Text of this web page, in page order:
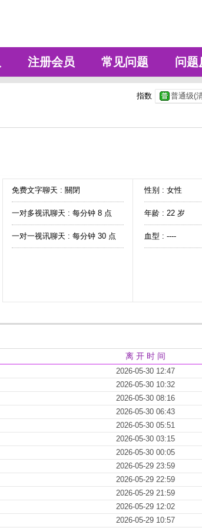
注册会员 常见问题 问题
指数 普通级(
免费文字聊天 : 關閉
一对多视讯聊天 : 每分钟 8 点
一对一视讯聊天 : 每分钟 30 点
性别 : 女性
年龄 : 22 岁
血型 : ----
离 开 时 间
2026-05-30 12:47
2026-05-30 10:32
2026-05-30 08:16
2026-05-30 06:43
2026-05-30 05:51
2026-05-30 03:15
2026-05-30 00:05
2026-05-29 23:59
2026-05-29 22:59
2026-05-29 21:59
2026-05-29 12:02
2026-05-29 10:57